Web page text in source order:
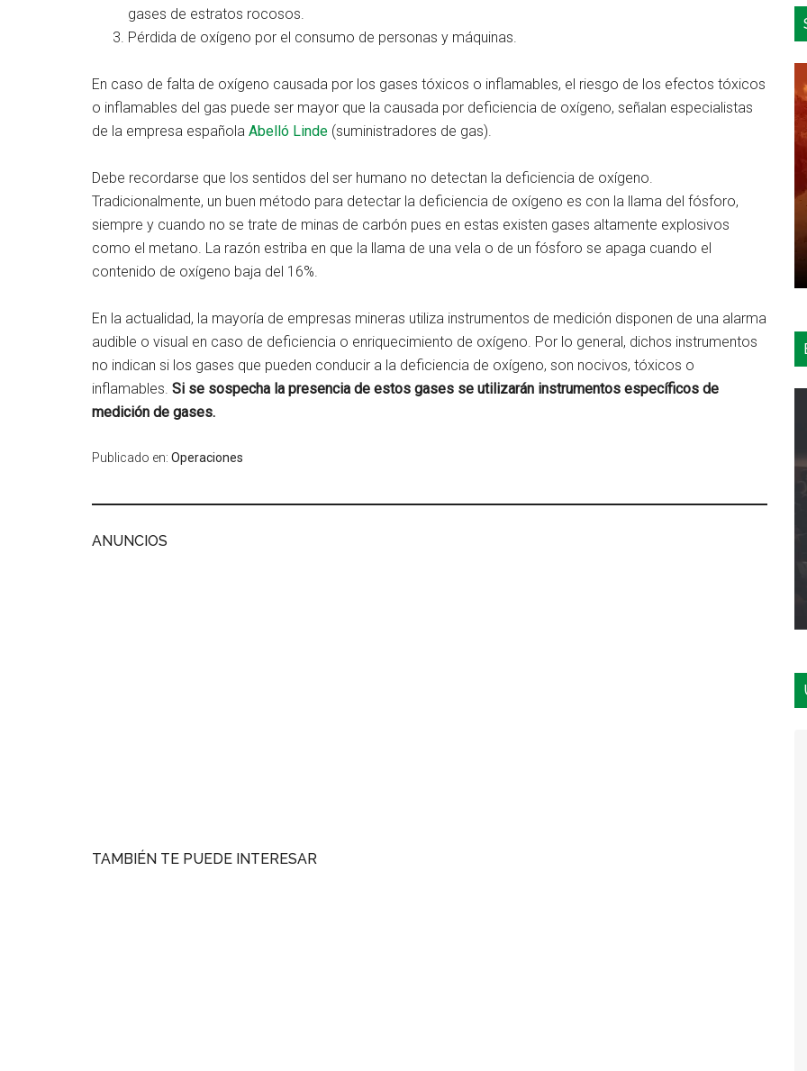
gases de estratos rocosos.
Pérdida de oxígeno por el consumo de personas y máquinas.
En caso de falta de oxígeno causada por los gases tóxicos o inflamables, el riesgo de los efectos tóxicos
o inflamables del gas puede ser mayor que la causada por deficiencia de oxígeno, señalan especialistas
de la empresa española Abelló Linde (suministradores de gas).
Debe recordarse que los sentidos del ser humano no detectan la deficiencia de oxígeno.
Tradicionalmente, un buen método para detectar la deficiencia de oxígeno es con la llama del fósforo,
siempre y cuando no se trate de minas de carbón pues en estas existen gases altamente explosivos
como el metano. La razón estriba en que la llama de una vela o de un fósforo se apaga cuando el
contenido de oxígeno baja del 16%.
En la actualidad, la mayoría de empresas mineras utiliza instrumentos de medición disponen de una alarma
audible o visual en caso de deficiencia o enriquecimiento de oxígeno. Por lo general, dichos instrumentos
no indican si los gases que pueden conducir a la deficiencia de oxígeno, son nocivos, tóxicos o
inflamables. Si se sospecha la presencia de estos gases se utilizarán instrumentos específicos de
medición de gases.
Publicado en: Operaciones
ANUNCIOS
TAMBIÉN TE PUEDE INTERESAR